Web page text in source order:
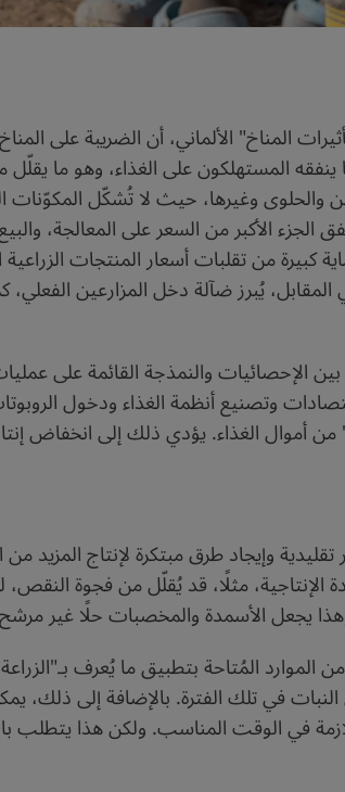
المناخ" الألماني، أن الضريبة على
المستهلكون على الغذاء، وهو ما
والحلوى وغيرها، حيث لا تُشكّل المكوّنات
الجزء الأكبر من السعر على المعالجة،
كبيرة من تقلبات أسعار المنتجات
يُبرز ضآلة دخل المزارعين
وتصنيع أنظمة الغذاء ودخول
الغذاء. يؤدي ذلك إلى انخفاض إنتاج
وإيجاد طرق مبتكرة لإنتاج المزيد من
الإنتاجية، مثلًا، قد يُقلّل من فجوة
يجعل الأسمدة والمخصبات حلًا غير
الموارد المُتاحة بتطبيق ما يُعرف
في تلك الفترة. بالإضافة إلى ذلك،
في الوقت المناسب. ولكن هذا